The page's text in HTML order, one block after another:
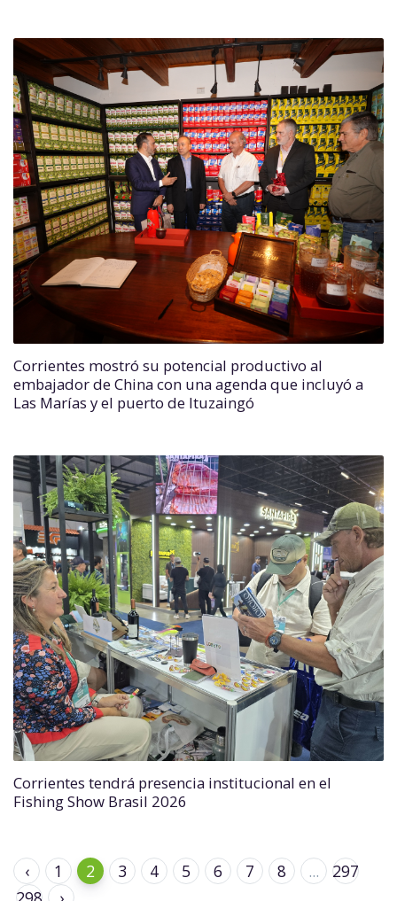
Corrientes mostró su potencial productivo al
embajador de China con una agenda que incluyó a
Las Marías y el puerto de Ituzaingó
Corrientes tendrá presencia institucional en el
Fishing Show Brasil 2026
‹ 1 2 3 4 5 6 7 8 ...
297